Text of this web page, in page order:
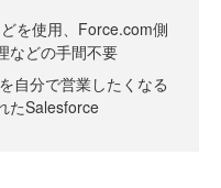
を使用、Force.com側
などの手間不要
自分で営業したくなる
たSalesforce